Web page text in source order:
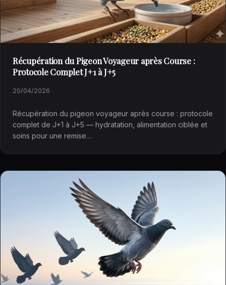
Récupération du Pigeon Voyageur après Course :
Protocole Complet J+1 à J+5
20/04/2026
Récupération du pigeon voyageur après course : protocole
complet de J+1 à J+5 — hydratation, alimentation ciblée et
soins pour une remise…